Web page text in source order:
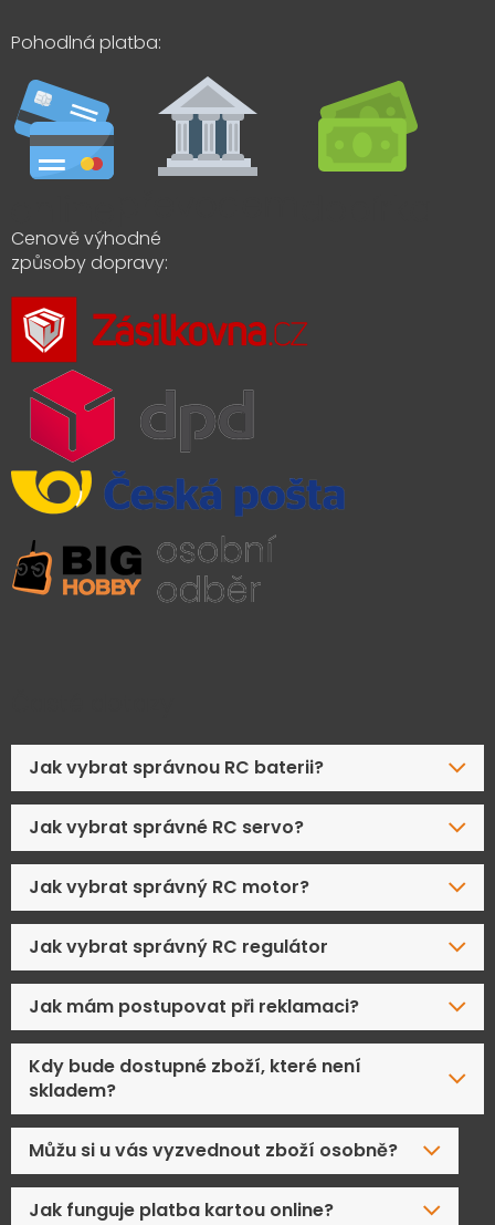
Pohodlná platba:
Cenově výhodné
způsoby dopravy:
Jak vybrat správnou RC baterii?
Jak vybrat správné RC servo?
Jak vybrat správný RC motor?
Jak vybrat správný RC regulátor
Jak mám postupovat při reklamaci?
Kdy bude dostupné zboží, které není
skladem?
Můžu si u vás vyzvednout zboží osobně?
Jak funguje platba kartou online?